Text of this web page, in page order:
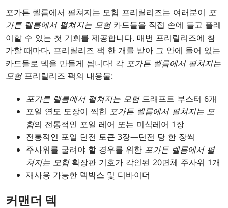
포가튼 렐름에서 펼쳐지는 모험 프리릴리즈는 여러분이 포
가튼 렐름에서 펼쳐지는 모험카드들을 직접 손에 들고 플레
이할 수 있는 첫 기회를 제공합니다. 매번 프리릴리즈에 참
가할 때마다, 프리릴리즈 팩 한 개를 받아 그 안에 들어 있는
카드들로 덱을 만들게 됩니다! 각 포가튼 렐름에서 펼쳐지는
모험프리릴리즈 팩의 내용물:
포가튼 렐름에서 펼쳐지는 모험드래프트 부스터 6개
포일 연도 도장이 찍힌 포가튼 렐름에서 펼쳐지는 모
험의 전통적인 포일 레어 또는 미식레어 1장
전통적인 포일 던전 토큰 3장—던전 당 한 장씩
주사위를 굴려야 할 경우를 위한 포가튼 렐름에서 펼
쳐지는 모험확장판 기호가 각인된 20면체 주사위 1개
재사용 가능한 덱박스 및 디바이더
커맨더 덱